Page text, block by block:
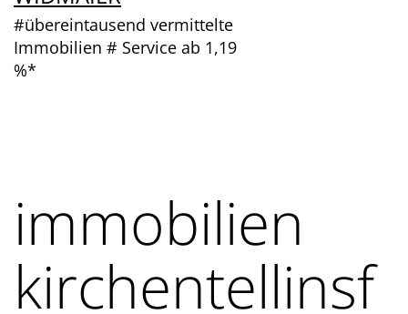
#übereintausend vermittelte
Immobilien # Service ab 1,19
%*
immobilien
kirchentellinsf